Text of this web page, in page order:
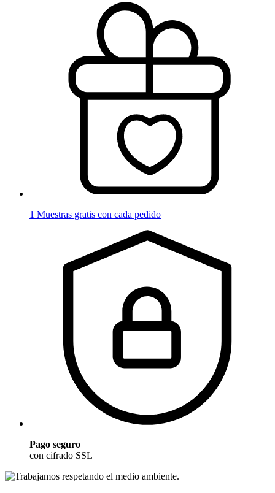
1 Muestras gratis con cada pedido
Pago seguro
con cifrado SSL